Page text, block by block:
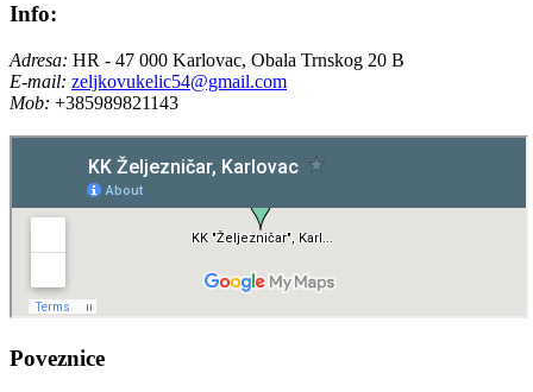
Info:
Adresa: HR - 47 000 Karlovac, Obala Trnskog 20 B
E-mail: zeljkovukelic54@gmail.com
Mob: +385989821143
Poveznice